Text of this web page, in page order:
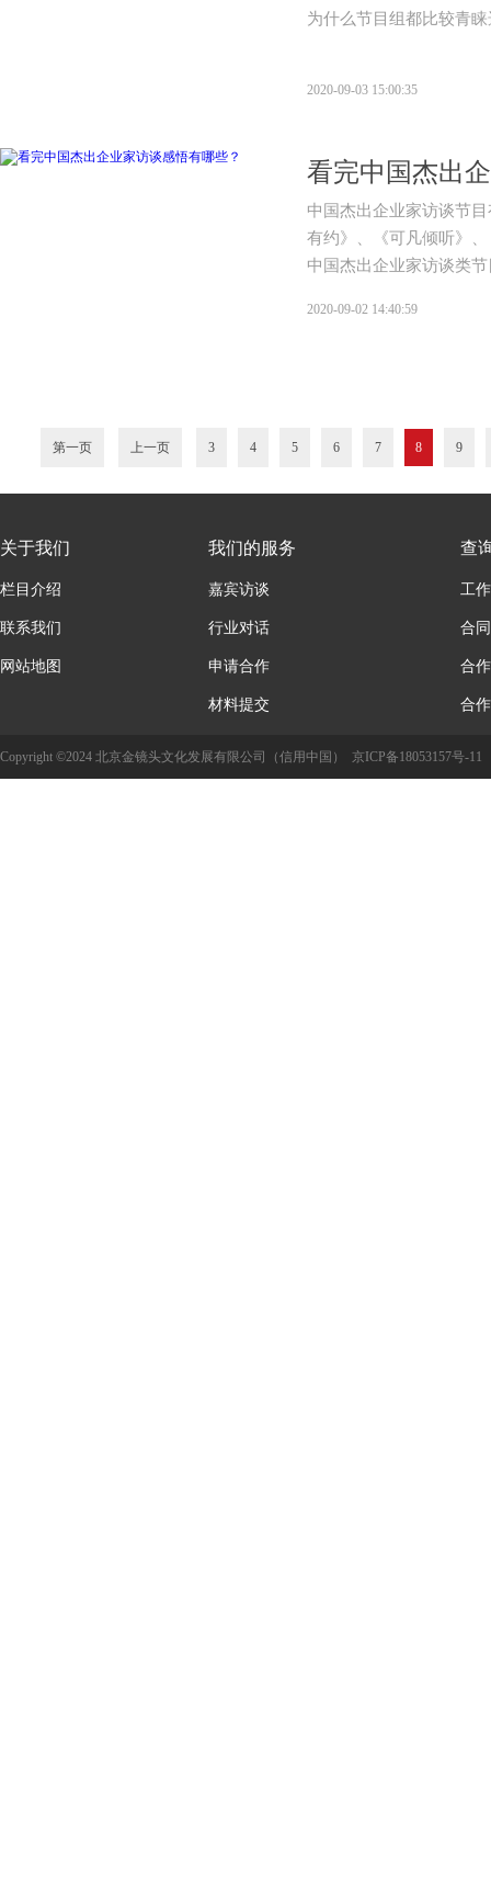
为什么节目组都比较青
2020-09-03 15:00:35
看完中国杰出
中国杰出企业家访谈节
有约》、《可凡倾听》
中国杰出企业家访谈类
2020-09-02 14:40:59
第一页 上一页 3 4 5 6 7 8 9
关于我们
栏目介绍
联系我们
网站地图
我们的服务
嘉宾访谈
行业对话
申请合作
材料提交
查
工
合
合
合
Copyright ©2024 北京金镜头文化发展有限公司（信用中国） 京ICP备18053157号-11